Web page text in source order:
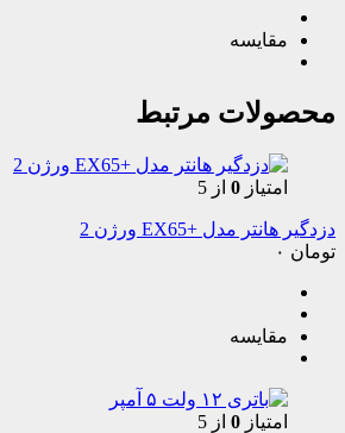
مقایسه
محصولات مرتبط
امتیاز 0 از 5
دزدگیر هانتر مدل +EX65 ورژن 2
تومان
مقایسه
امتیاز 0 از 5